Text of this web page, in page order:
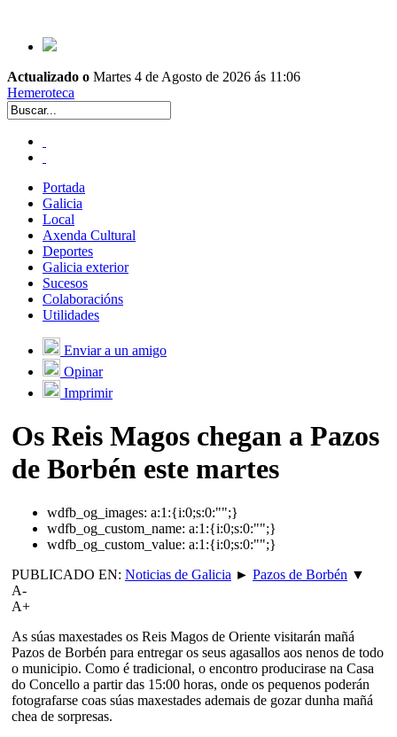
Actualizado o Martes 4 de Agosto de 2026 ás 11:06
Hemeroteca
Portada
Galicia
Local
Axenda Cultural
Deportes
Galicia exterior
Sucesos
Colaboracións
Utilidades
Enviar a un amigo
Opinar
Imprimir
Os Reis Magos chegan a Pazos
de Borbén este martes
wdfb_og_images: a:1:{i:0;s:0:"";}
wdfb_og_custom_name: a:1:{i:0;s:0:"";}
wdfb_og_custom_value: a:1:{i:0;s:0:"";}
PUBLICADO EN: Noticias de Galicia ► Pazos de Borbén ▼
A-
A+
As súas maxestades os Reis Magos de Oriente visitarán mañá
Pazos de Borbén para entregar os seus agasallos aos nenos de todo
o municipio. Como é tradicional, o encontro producirase na Casa
do Concello a partir das 15:00 horas, onde os pequenos poderán
fotografarse coas súas maxestades ademais de gozar dunha mañá
chea de sorpresas.